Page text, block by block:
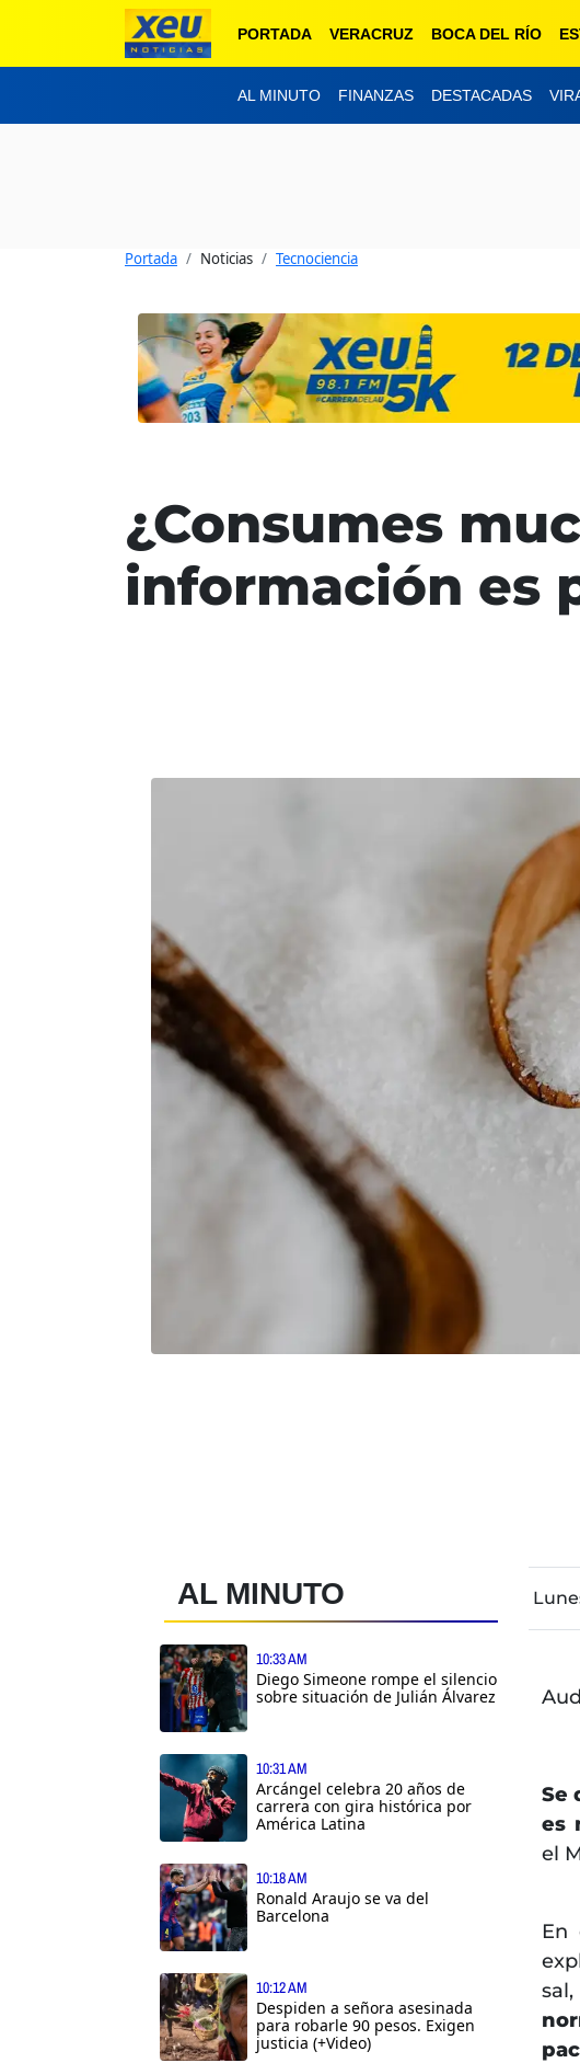
PORTADA VERACRUZ BOCA DEL RÍO
AL MINUTO FINANZAS DESTACADAS
Portada Noticias Tecnociencia
¿Consumes
información es
AL MINUTO
10:33 AM
Diego Simeone rompe el silencio
sobre situación de Julián Álvarez
10:31 AM
Arcángel celebra 20 años de
carrera con gira histórica por
América Latina
10:18 AM
Ronald Araujo se va del
Barcelona
10:12 AM
Despiden a señora asesinada
para robarle 90 pesos. Exigen
justicia (+Video)
Se
es
el
En